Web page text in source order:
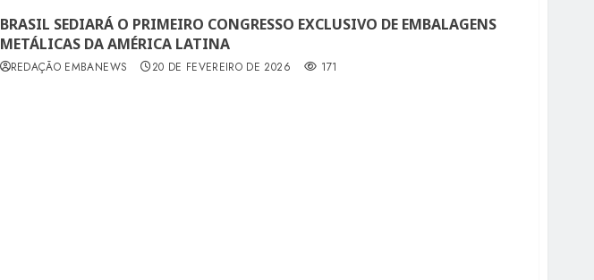
BRASIL SEDIARÁ O PRIMEIRO CONGRESSO EXCLUSIVO DE EMBALAGENS
METÁLICAS DA AMÉRICA LATINA
REDAÇÃO EMBANEWS 20 DE FEVEREIRO DE 2026 171